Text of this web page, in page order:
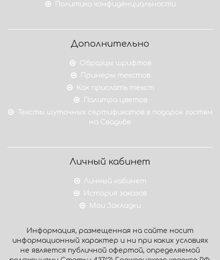
Политика конфиденциальности
Дополнительно
Образцы шрифтов
Примеры текстов
Как прислать текст
Палитра цветов
Тексты шуточных сертификатов в подарок гостям
на Свадьбе
Личный кабинет
Личный кабинет
История заказов
Мои Закладки
Информация, размещенная на сайте носит
информационный характер и ни при каких условиях
не является публичной офертой, определяемой